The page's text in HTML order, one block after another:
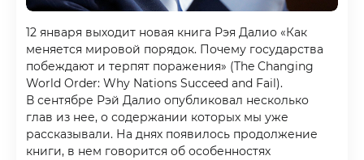
12 января выходит новая книга Рэя Далио «Как
меняется мировой порядок. Почему государства
побеждают и терпят поражения» (The Changing
World Order: Why Nations Succeed and Fail).
В сентябре Рэй Далио опубликовал несколько
глав из нее, о содержании которых мы уже
рассказывали. На днях появилось продолжение
книги, в нем говорится об особенностях